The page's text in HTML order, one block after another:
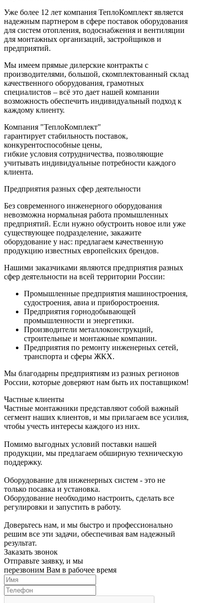
Уже более 12 лет компания ТеплоКомплект является
надежным партнером в сфере поставок оборудования
для систем отопления, водоснабжения и вентиляции
для монтажных организаций, застройщиков и
предприятий.
Мы имеем прямые дилерские контракты с
производителями, большой, скомплектованный склад
качественного оборудования, грамотных
специалистов – всё это дает нашей компании
возможность обеспечить индивидуальный подход к
каждому клиенту.
Компания "ТеплоКомплект"
гарантирует стабильность поставок,
конкурентоспособные цены,
гибкие условия сотрудничества, позволяющие
учитывать индивидуальные потребности каждого
клиента.
Предприятия разных сфер деятельности
Без современного инженерного оборудования
невозможна нормальная работа промышленных
предприятий. Если нужно обустроить новое или уже
существующее подразделение, закажите
оборудование у нас: предлагаем качественную
продукцию известных европейских брендов.
Нашими заказчиками являются предприятия разных
сфер деятельности на всей территории России:
Промышленные предприятия машиностроения,
судостроения, авиа и приборостроения.
Предприятия горнодобывающей
промышленности и энергетики.
Производители металлоконструкций,
строительные и монтажные компании.
Предприятия по ремонту инженерных сетей,
транспорта и сферы ЖКХ.
Мы благодарны предприятиям из разных регионов
России, которые доверяют нам быть их поставщиком!
Частные клиенты
Частные монтажники представляют собой важный
сегмент наших клиентов, и мы прилагаем все усилия,
чтобы учесть интересы каждого из них.
Помимо выгодных условий поставки нашей
продукции, мы предлагаем обширную техническую
поддержку.
Оборудование для инженерных систем - это не
только посавка и установка.
Оборудование необходимо настроить, сделать все
регулировки и запустить в работу.
Доверьтесь нам, и мы быстро и профессионально
решим все эти задачи, обеспечивая вам надежный
результат.
Заказать звонок
Отправьте заявку, и мы
перезвоним Вам в рабочее время